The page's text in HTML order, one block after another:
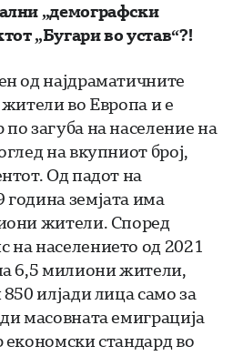
„демографски
„Бугари во устав“?!
од најдраматичните
во Европа и е
загуба на население на
на вкупниот број,
Од падот на
земјата има
жители. Според
на населението од 2021
6,5 милиони жители,
илјади лица само за
масовната емиграција
економски стандард во